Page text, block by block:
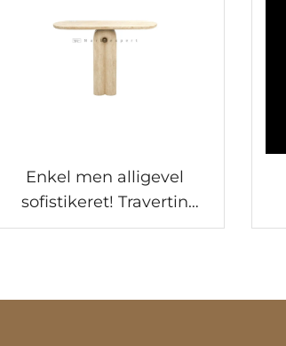
Enkel men alligevel
sofistikeret! Travertin
Console Bordet med
entréens æstetik